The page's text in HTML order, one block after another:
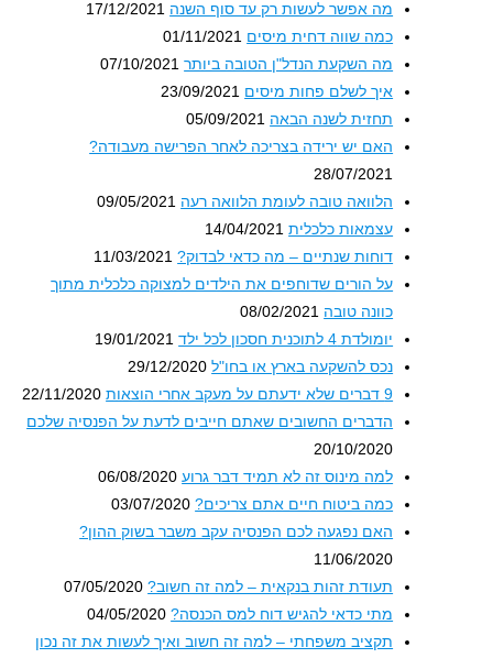
מה אפשר לעשות רק עד סוף השנה 17/12/2021
כמה שווה דחית מיסים 01/11/2021
מה השקעת הנדל"ן הטובה ביותר 07/10/2021
איך לשלם פחות מיסים 23/09/2021
תחזית לשנה הבאה 05/09/2021
האם יש ירידה בצריכה לאחר הפרישה מעבודה?
28/07/2021
הלוואה טובה לעומת הלוואה רעה 09/05/2021
עצמאות כלכלית 14/04/2021
דוחות שנתיים – מה כדאי לבדוק? 11/03/2021
על הורים שדוחפים את הילדים למצוקה כלכלית מתוך
08/02/2021
יומולדת 4 לתוכנית חסכון לכל ילד
19/01/2021
נכס להשקעה בארץ או בחו"ל 29/12/2020
22/11/2020
הדברים החשובים שאתם חייבים לדעת על הפנסיה שלכם
20/10/2020
למה מינוס זה לא תמיד דבר גרוע 06/08/2020
כמה ביטוח חיים אתם צריכים? 03/07/2020
האם נפגעה לכם הפנסיה עקב משבר בשוק ההון?
11/06/2020
תעודת זהות בנקאית – למה זה חשוב? 07/05/2020
מתי כדאי להגיש דוח למס הכנסה? 04/05/2020
תקציב משפחתי – למה זה חשוב ואיך לעשות את זה נכון